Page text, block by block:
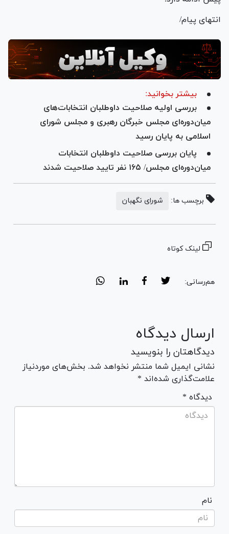
انتهای پیام/
بیشتر بخوانید:
بررسی اولیه صلاحیت داوطلبان انتخابات‌های
میان‌دوره‌ای مجلس خبرگان رهبری و مجلس شورای
اسلامی به پایان رسید
پایان بررسی صلاحیت داوطلبان انتخابات
میان‌دوره‌ای مجلس/ ۱۶۵ نفر تایید صلاحیت شدند
برچسب ها: شورای نگهبان
لینک کوتاه
هم‌رسانی:
ارسال دیدگاه
دیدگاهتان را بنویسید
نشانی ایمیل شما منتشر نخواهد شد. بخش‌های موردنیاز
علامت‌گذاری شده‌اند *
* دیدگاه
نام